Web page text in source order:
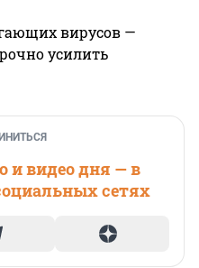
вирусов —
усилить
и видео дня — в
сетях